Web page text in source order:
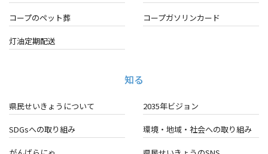
コープのペット葬 コープガソリンカード
灯油定期配送
知る
県民せいきょうについて 2035年ビジョン
SDGsへの取り組み 環境・地域・ 社会への取り組み